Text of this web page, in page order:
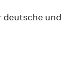
deutsche und